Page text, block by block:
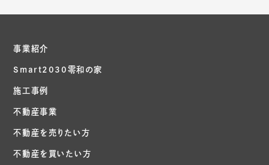
事業紹介
Smart2030零和の家
施工事例
不動産事業
不動産を売りたい方
不動産を買いたい方